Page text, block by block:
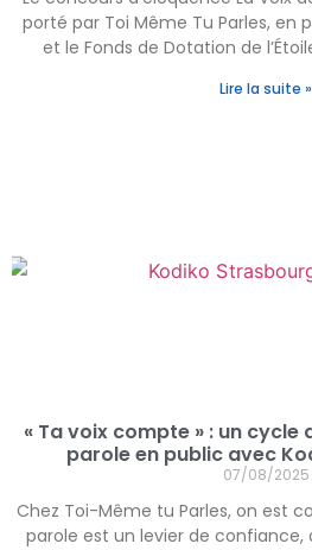
porté par Toi Même Tu Parles, en
et le Fonds de Dotation de
Lire la suite »
« Ta voix compte » : un cycle
parole en public avec
07/08/2025
Chez Toi-Même tu Parles, on est
parole est un levier de confiance,